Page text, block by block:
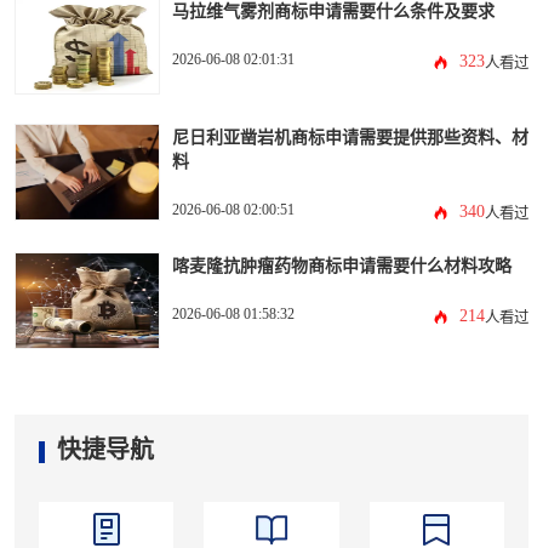
马拉维气雾剂商标申请需要什么条件及要求
2026-06-08 02:01:31 323人看过
尼日利亚凿岩机商标申请需要提供那些资料、材
料
2026-06-08 02:00:51 340人看过
喀麦隆抗肿瘤药物商标申请需要什么材料攻略
2026-06-08 01:58:32 214人看过
快捷导航